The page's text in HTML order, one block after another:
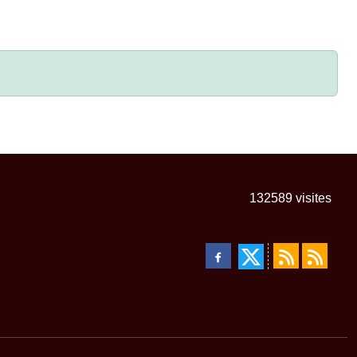
132589 visites